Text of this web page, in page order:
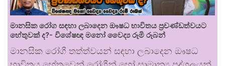
මානසික රෝග සඳහා ලබාදෙන ඖෂධ භාවිතය ප්‍රචණ්ඩත්වයට
හේතුවක් ද?- විශේෂඥ මනෝ වෛද්‍ය රූමි රූබන්
මානසික රෝගී තත්ත්වයන් සඳහා ලබාදෙන ඖෂධ